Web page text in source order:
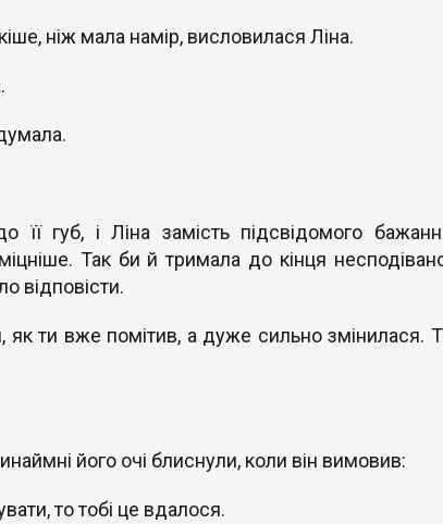
ніж мала намір, висловилася Ліна.
її губ, і Ліна замість підсвідомого
Так би й тримала до кінця
відповісти.
ти вже помітив, а дуже сильно змінилася.
його очі блиснули, коли він вимовив:
то тобі це вдалося.